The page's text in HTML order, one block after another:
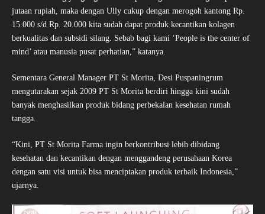
jutaan rupiah, maka dengan Ully cukup dengan merogoh kantong Rp.
15.000 s/d Rp. 20.000 kita sudah dapat produk kecantikan kolagen
berkualitas dan subsidi silang. Sebab bagi kami ‘People is the center of
mind’ atau manusia pusat perhatian,” katanya.
Sementara General Manager PT St Morita, Desi Puspaningrum
mengutarakan sejak 2009 PT St Morita berdiri hingga kini sudah
banyak menghasilkan produk bidang perbekalan kesehatan rumah
tangga.
“Kini, PT St Morita Farma ingin berkontribusi lebih dibidang
kesehatan dan kecantikan dengan menggandeng perusahaan Korea
dengan satu visi untuk bisa menciptakan produk terbaik Indonesia,”
ujarnya.